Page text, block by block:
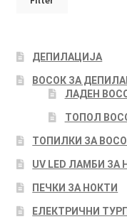
ДЕПИЛАЦИЈА
ВОСОК ЗА
ЛАДЕН
ТОПОЛ
ТОПИЛКИ ЗА
UV LED ЛАМБИ ЗА
ПЕЧКИ ЗА НОКТИ
ЕЛЕКТРИЧНИ